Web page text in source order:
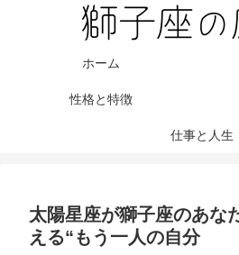
ホーム
性格と特徴
仕事と人生
太陽星座が獅子座のあな
える“もう一人の自